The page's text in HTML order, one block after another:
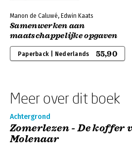
Manon de Caluwé, Edwin Kaats
Samenwerken aan
maatschappelijke opgaven
Paperback | Nederlands 55,90
Meer over dit boek
Achtergrond
Zomerlezen - De koffer
Molenaar